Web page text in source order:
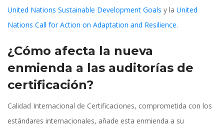
United Nations Sustainable Development Goal y la United
Nations Call for Action on Adaptation and Resilience.
¿Cómo afecta la nueva
enmienda a las auditorías de
certificación?
Calidad Internacional de Certificaciones, comprometida con los
estándares internacionales, añade esta enmienda a su